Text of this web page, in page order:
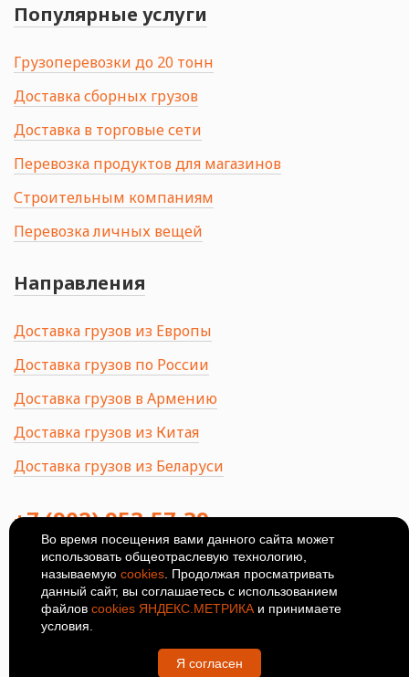
Популярные услуги
Грузоперевозки до 20 тонн
Доставка сборных грузов
Доставка в торговые сети
Перевозка продуктов для магазинов
Строительным компаниям
Перевозка личных вещей
Направления
Доставка грузов из Европы
Доставка грузов по России
Доставка грузов в Армению
Доставка грузов из Китая
Доставка грузов из Беларуси
+7 (902) 953-57-39
414024, Россия, Астрахань, ул.
Ширяева, 8Б
© 2026Политика
конфиденциальности
Во время посещения вами данного сайта может
использовать общеотраслевую технологию,
называемую cookies . Продолжая просматривать
данный сайт, вы соглашаетесь с использованием
файлов cookies ЯНДЕКС.МЕТРИКА и принимаете
условия.
Я согласен